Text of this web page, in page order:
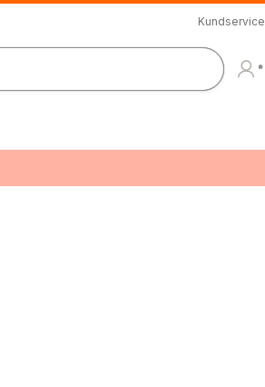
Kundservice